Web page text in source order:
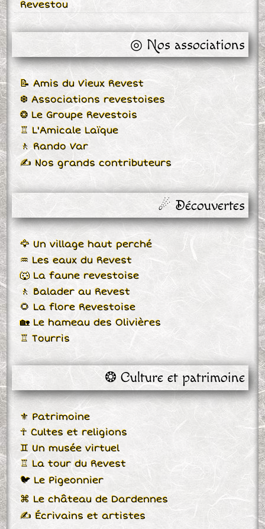
Revestou
◎ Nos associations
📝 Amis du Vieux Revest
❆ Associations revestoises
❂ Le Groupe Revestois
♖ L'Amicale Laïque
🚶 Rando Var
✍ Nos grands contributeurs
☄ Découvertes
🦅 Un village haut perché
♒ Les eaux du Revest
🐺 La faune revestoise
🚶 Balader au Revest
🌻 La flore Revestoise
🏡 Le hameau des Olivières
♖ Tourris
❂ Culture et patrimoine
⚜ Patrimoine
☥ Cultes et religions
♊ Un musée virtuel
♖ La tour du Revest
🐦 Le Pigeonnier
⌘ Le château de Dardennes
✍ Écrivains et artistes